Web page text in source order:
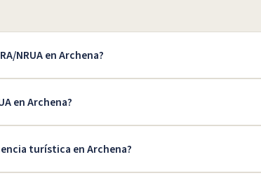
NRUA en Archena?
en Archena?
turística en Archena?